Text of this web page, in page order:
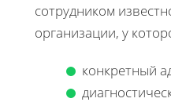
сотрудником
организации, у
конкретный